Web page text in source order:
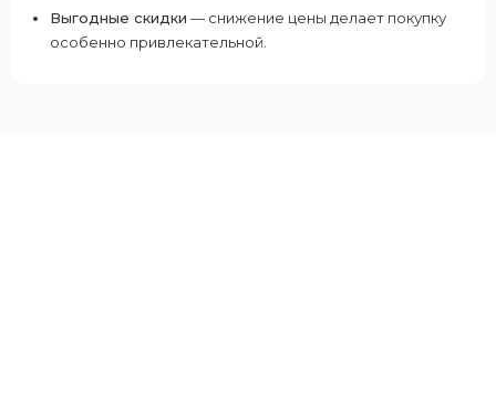
Выгодные скидки — снижение цены делает покупку
особенно привлекательной.